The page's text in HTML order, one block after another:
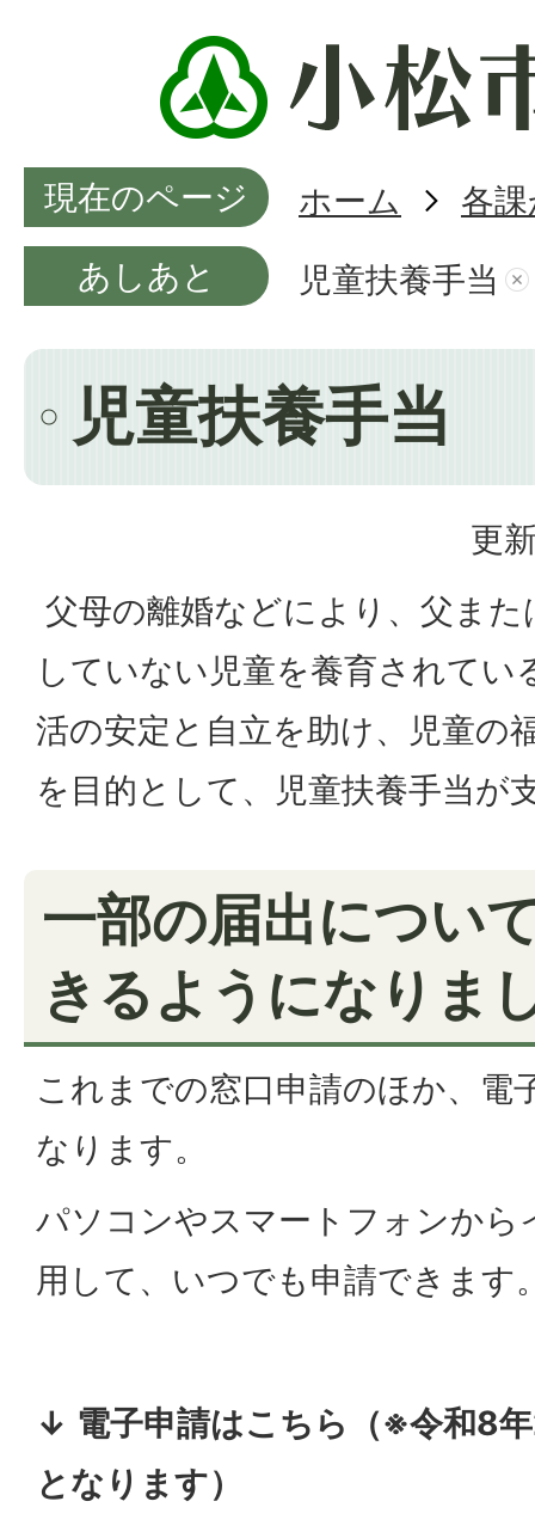
現在のページ ホーム
各
あしあと
児童扶養手当
児童扶養手当
更
父母の離婚などにより、父ま
していない児童を養育されてい
活の安定と自立を助け、児童の
を目的として、児童扶養手当が
一部の届出につい
きるようになりま
これまでの窓口申請のほか、電
なります。
パソコンやスマートフォンから
用して、いつでも申請できます
↓ 電子申請はこちら（※令和8
となります）